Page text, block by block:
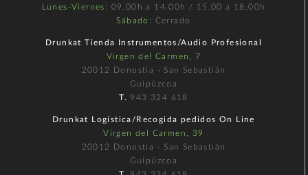
Lunes-Viernes : 09.00h a 14.00h / 15.00 a 18.00h
Sábado : Cerrado
Drunkat Tienda Instrumentos/Audio Profesional
Virgen del Carmen, 7
20012 Donostia - San Sebastián
Guipúzcoa
T. 943 324 618
Drunkat Logística/Recogida pedidos On Line
Virgen del Carmen, 39
20012 Donostia - San Sebastián
Guipúzcoa